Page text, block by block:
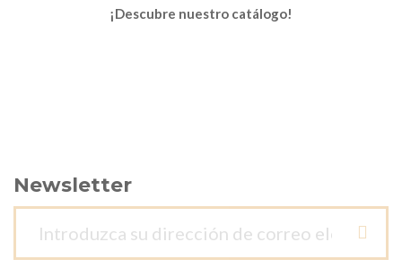
¡Descubre nuestro catálogo!
Newsletter